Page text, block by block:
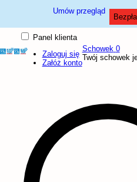
Umów przegląd
Panel klienta
Zaloguj się
Załóż konto
Schowek 0
Twój schowek